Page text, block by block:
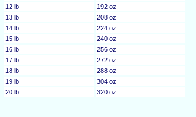
12 lb
192 oz
13 lb
208 oz
14 lb
224 oz
15 lb
240 oz
16 lb
256 oz
17 lb
272 oz
18 lb
288 oz
19 lb
304 oz
20 lb
320 oz